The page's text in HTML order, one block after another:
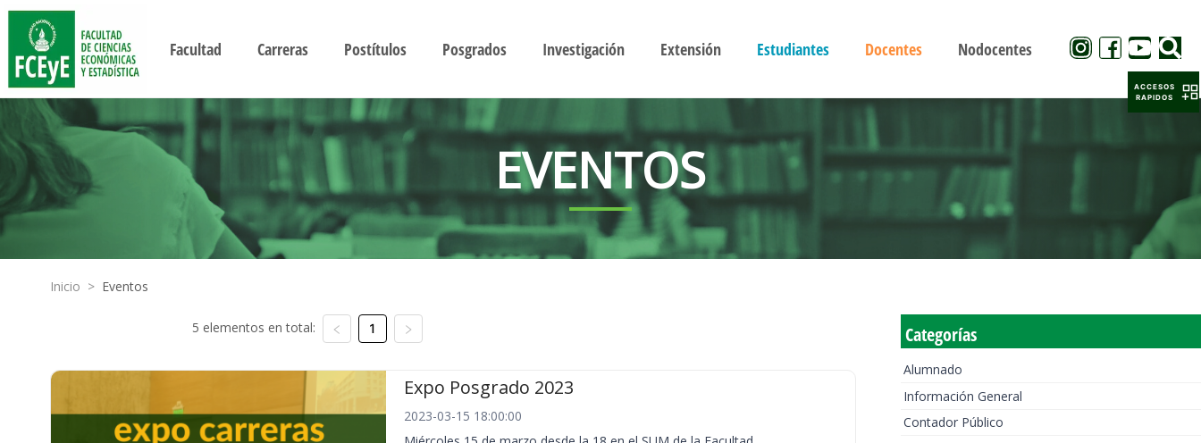
Facultad Carreras Postítulos Posgrados Investigación Extensión Estudiantes Docentes Nodocentes
EVENTOS
Inicio > Eventos
5 elementos en total: 1
Expo Posgrado 2023
2023-03-15 18:00:00
Categorías
Alumnado
Información General
Contador Público
ACCESOS
RAPIDOS